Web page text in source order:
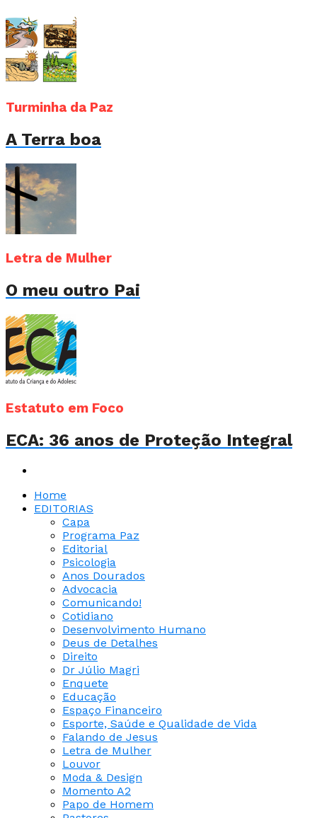
Turminha da Paz
A Terra boa
Letra de Mulher
O meu outro Pai
Estatuto em Foco
ECA: 36 anos de Proteção Integral
Home
EDITORIAS
Capa
Programa Paz
Editorial
Psicologia
Anos Dourados
Advocacia
Comunicando!
Cotidiano
Desenvolvimento Humano
Deus de Detalhes
Direito
Dr Júlio Magri
Enquete
Educação
Espaço Financeiro
Esporte, Saúde e Qualidade de Vida
Falando de Jesus
Letra de Mulher
Louvor
Moda & Design
Momento A2
Papo de Homem